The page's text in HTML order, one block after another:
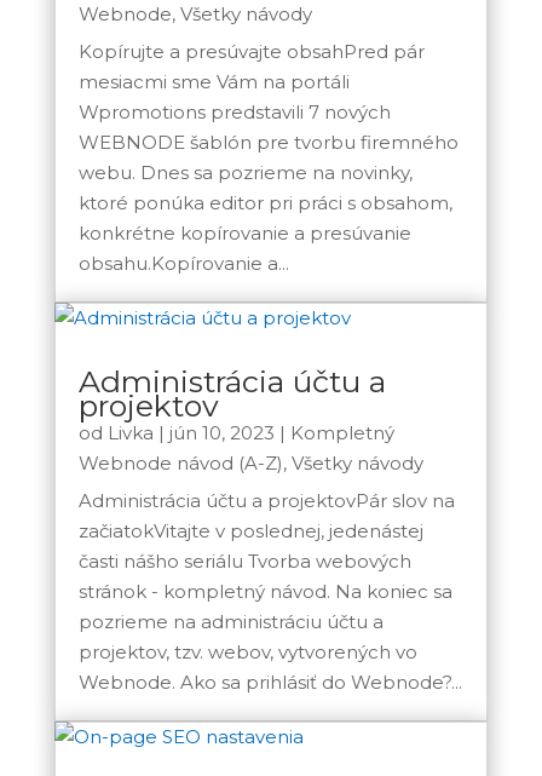
Webnode, Všetky návody
Kopírujte a presúvajte obsahPred pár
mesiacmi sme Vám na portáli
Wpromotions predstavili 7 nových
WEBNODE šablón pre tvorbu firemného
webu. Dnes sa pozrieme na novinky,
ktoré ponúka editor pri práci s obsahom,
konkrétne kopírovanie a presúvanie
obsahu.Kopírovanie a...
Administrácia účtu a
projektov
od Livka | jún 10, 2023 | Kompletný
Webnode návod (A-Z), Všetky návody
Administrácia účtu a projektovPár slov na
začiatokVitajte v poslednej, jedenástej
časti nášho seriálu Tvorba webových
stránok - kompletný návod. Na koniec sa
pozrieme na administráciu účtu a
projektov, tzv. webov, vytvorených vo
Webnode. Ako sa prihlásiť do Webnode?...